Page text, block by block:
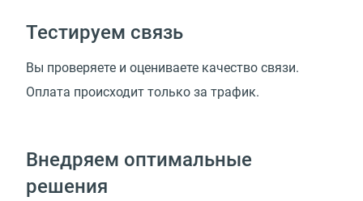
Тестируем связь
Вы проверяете и оцениваете качество связи.
Оплата происходит только за трафик.
Внедряем оптимальные
решения